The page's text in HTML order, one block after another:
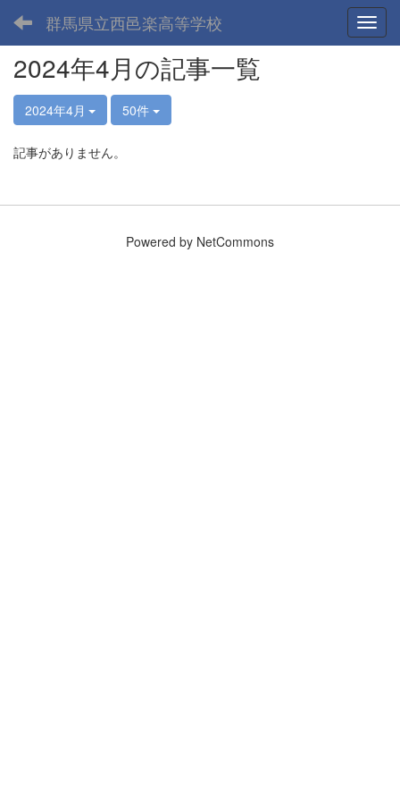
群馬県立西邑楽高等学校
2024年4月の記事一覧
2024年4月 50件
記事がありません。
Powered by NetCommons